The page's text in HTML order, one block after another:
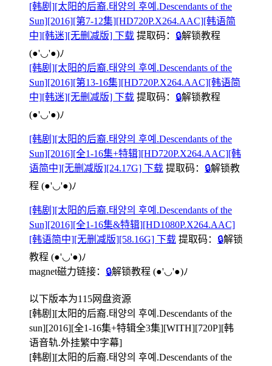
[韩剧][太阳的后裔.태양의 후예.Descendants of the
Sun][2016][第7-12集][HD720P.X264.AAC][韩语简
中][韩迷][无删减版] 下载 提取码： 🔒解锁教程
(●'◡'●)ﾉ
[韩剧][太阳的后裔.태양의 후예.Descendants of the
Sun][2016][第13-16集][HD720P.X264.AAC][韩语简
中][韩迷][无删减版] 下载 提取码： 🔒解锁教程
(●'◡'●)ﾉ
[韩剧][太阳的后裔.태양의 후예.Descendants of the
Sun][2016][全1-16集+特辑][HD720P.X264.AAC][韩
语简中][无删减版][24.17G] 下载 提取码： 🔒解锁教
程 (●'◡'●)ﾉ
[韩剧][太阳的后裔.태양의 후예.Descendants of the
Sun][2016][全1-16集&特辑][HD1080P.X264.AAC]
[韩语简中][无删减版][58.16G] 下载 提取码： 🔒解锁
教程 (●'◡'●)ﾉ
magnet磁力链接： 🔒解锁教程 (●'◡'●)ﾉ
以下版本为115网盘资源
[韩剧][太阳的后裔.태양의 후예.Descendants of the
sun][2016][全1-16集+特辑全3集][WITH][720P][韩
语音轨.外挂繁中字幕]
[韩剧][太阳的后裔.태양의 후예.Descendants of the